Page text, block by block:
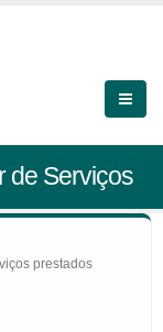
de Serviços
prestados